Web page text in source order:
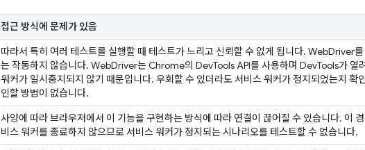
접근 방식에 문제가 있음
따라서 특히 여러 테스트를 실행할 때 테스트가 느리고 신뢰할 수 없게 됩니다. WebDriver
는 작동하지 않습니다. WebDriver는 Chrome의 DevTools API를 사용하며 DevTools가 열
워커가 일시중지되지 않기 때문입니다. 우회할 수 있더라도 서비스 워커가 정지되었는지 확
인할 방법이 없습니다.
사양에 따라 브라우저에서 이 기능을 구현하는 방식에 따라 연결이 끊어질 수 있습니다. 이
비스 워커를 종료하지 않으므로 서비스 워커가 정지되는 시나리오를 테스트할 수 없습니다.